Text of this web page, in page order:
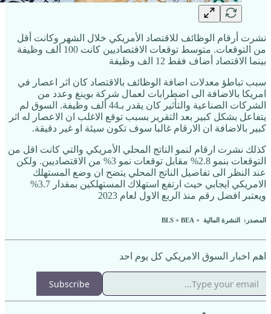
نشرت أرقام الوظائف للاقتصاد الأمريكي خلال الشهر وكانت أقل
من التوقعات. متوسط توقعات الاقتصاديين كانت 100 ألف وظيفة
بينما الاقتصاد أضاف فقط 12 الف وظيفة
سبب تباطؤ معدلات اضافة الوظائف بالاقتصاد كان اثر اعصار في
امريكا بالاضافة الى اضطرابات لعمال شركة بوينغ وعدد من
الشركات الصناعية والتأثير كان يقدر بـ44 ألف وظيفة. السوق لم
يتفاعل بشكل كبير بعد التقرير بسبب توقع الاغلب ان الاعصار له اثر
كبير بالاضافة ان الارقام غالبا سوف تكون سيئة او غير دقيقة.
كذلك نشرت ارقام لنمو الناتج المحلي الأمريكي والتي كانت اقل من
التوقعات بنمو 2.8% مقابل توقعات نمو 3% من الاقتصاديين. ولكن
عند النظر الى تفاصيل الناتج المحلي يتضح ان وضع المستهلك
الامريكي ايجابي حيث ارتفع استهلاك المستهلكين بمقدار 3.7%
ويعتبر افضل رقم منذ الربع الاول لعام 2023
المصدر: النشرة المالية + BLS + BEA
اهم اخبار السوق الامريكي كل يوم احد
Subscribe